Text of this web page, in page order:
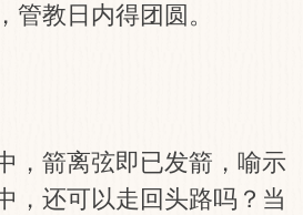
管教日内得团圆。
，箭离弦即已发箭，喻示
，还可以走回头路吗？当